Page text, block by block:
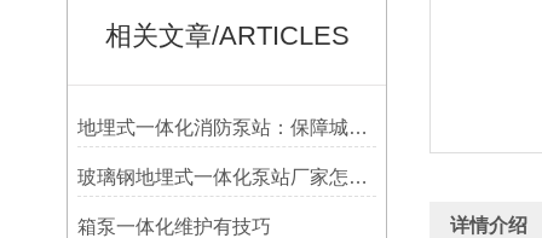
相关文章/ARTICLES
地埋式一体化消防泵站：保障城市安全的先锋力量
玻璃钢地埋式一体化泵站厂家怎么选
箱泵一体化维护有技巧 详情介绍